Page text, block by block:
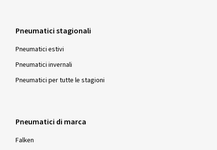
Pneumatici stagionali
Pneumatici estivi
Pneumatici invernali
Pneumatici per tutte le stagioni
Pneumatici di marca
Falken